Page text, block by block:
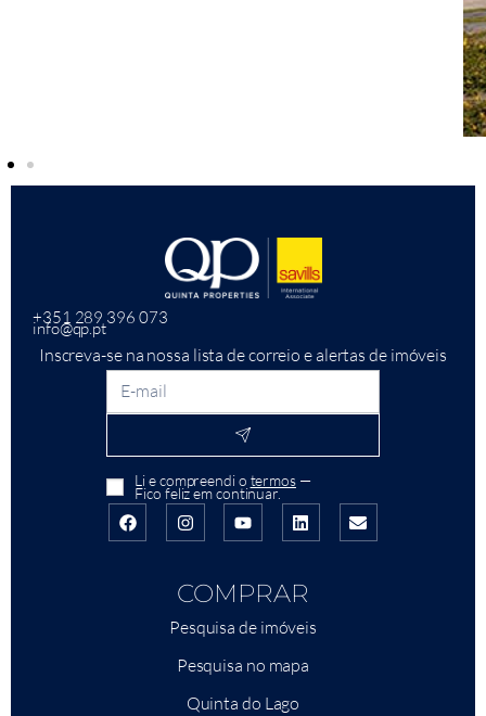
+351 289 396 073
info@qp.pt
Inscreva-se na nossa lista de correio e alertas de imóveis
Li e compreendi o termos—
Fico feliz em continuar.
COMPRAR
Pesquisa de imóveis
Pesquisa no mapa
Quinta do Lago